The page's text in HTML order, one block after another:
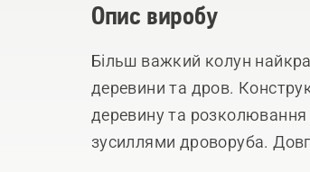
Опис виробу
Більш важкий колун
деревини та дров.
деревину та розколювання
зусиллями дроворуба.